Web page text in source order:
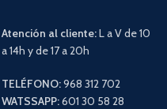
Atención al cliente:L a V de 10
a 14h y de 17 a 20h
TELÉFONO:968 312 702
WATSSAPP:601 30 58 28